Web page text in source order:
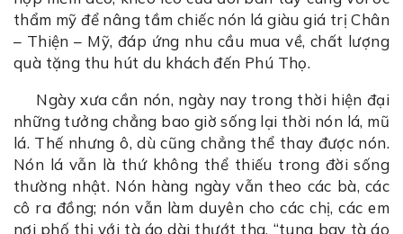
thẩm mỹ để nâng tầm chiếc nón lá giàu giá trị Chân
– Thiện – Mỹ, đáp ứng nhu cầu mua về, chất lượng
quà tặng thu hút du khách đến Phú Thọ.
Ngày xưa cần nón, ngày nay trong thời hiện đại
những tưởng chẳng bao giờ sống lại thời nón lá, mũ
lá. Thế nhưng ô, dù cũng chẳng thể thay được nón.
Nón lá vẫn là thứ không thể thiếu trong đời sống
thường nhật. Nón hàng ngày vẫn theo các bà, các
cô ra đồng; nón vẫn làm duyên cho các chị, các em
nơi phố thị với tà áo dài thướt tha, “tung bay tà áo